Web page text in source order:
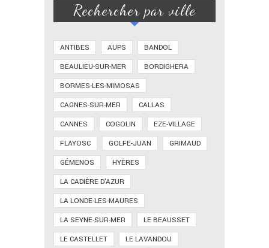
Rechercher par ville
ANTIBES AUPS
BANDOL
BEAULIEU-SUR-MER
BORDIGHERA
BORMES-LES-MIMOSAS
CAGNES-SUR-MER
CALLAS
CANNES
COGOLIN
EZE-VILLAGE
FLAYOSC
GOLFE-JUAN
GRIMAUD
GÉMENOS
HYÈRES
LA CADIÈRE D'AZUR
LA LONDE-LES-MAURES
LA SEYNE-SUR-MER
LE BEAUSSET
LE CASTELLET
LE LAVANDOU